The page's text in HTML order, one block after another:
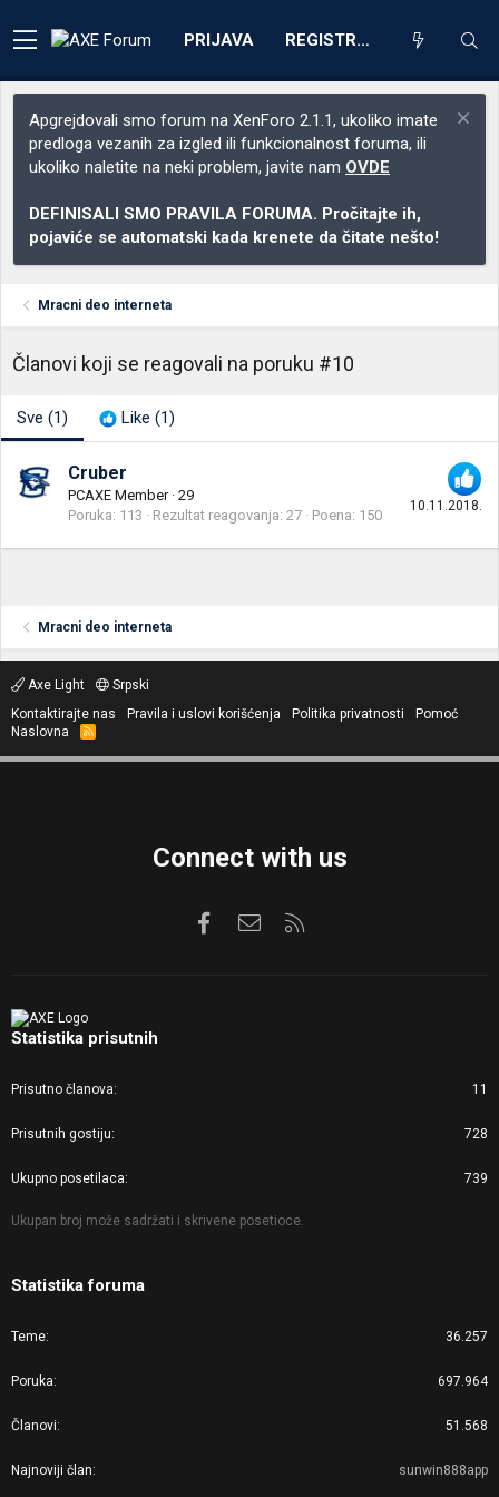
PRIJAVA REGISTRACIJA
Apgrejdovali smo forum na XenForo 2.1.1, ukoliko imate
predloga vezanih za izgled ili funkcionalnost foruma, ili
ukoliko naletite na neki problem, javite nam OVDE
DEFINISALI SMO PRAVILA FORUMA. Pročitajte ih,
pojaviće se automatski kada krenete da čitate nešto!
Mracni deo interneta
Članovi koji se reagovali na poruku #10
Sve (1) Like (1)
10.11.2018.
Cruber
PCAXE Member · 29
Poruka 113 Rezultat reagovanja 27 Poena 150
Mracni deo interneta
Axe Light
Srpski
Kontaktirajte nas
Pravila i uslovi korišćenja Politika privatnosti
Pomoć
Naslovna
R
S
Connect with us
FacebookKontaktirajte nas
Statistika prisutnih
Prisutno članova 11
Prisutnih gostiju 728
Ukupno posetilaca 739
Ukupan broj može sadržati i skrivene posetioce.
Statistika foruma
Teme 36.257
Poruka 697.964
Članovi 51.568
Najnoviji član sunwin888app